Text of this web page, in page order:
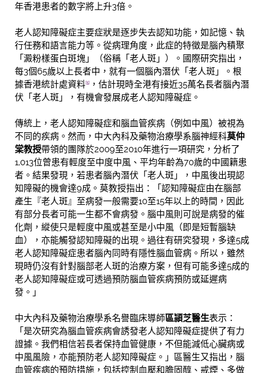
年香港患者的數字將上升3倍。
老人認知障礙症主要症狀是逐步失去認知功能，如記憶、執
行任務和語言能力等。從病理角度，此症的特徵是腦內積聚
「澱粉樣蛋白斑塊」（俗稱「老人斑」）。國際研究指出，
每3個65歲以上長者中，就有一個腦內潛伏「老人斑」。根
據香港統計處資料[1] ，估計現時全港有接近35萬名長者腦內潛
伏「老人斑」，有機會發展成老人認知障礙症。
傳統上，老人認知障礙症和腦血管疾病（例如中風）被視為
不同的疾病。然而，中大內科及藥物治療學系腦神經科莫仲
棠教授帶領的團隊於2009至2010年進行一項研究，分析了
1,013位曾患有輕度至中度中風、平均年齡為70歲的中國籍患
者。結果發現，若患者腦內潛伏「老人斑」，中風後出現認
知障礙的機會達9成。莫教授指出：「認知障礙症由在腦部
產生『老人斑』至病發一般需要10至15年以上的時間，因此
有部分長者可能一生都不會病發。腦中風則可說是病發的催
化劑，縱使只是輕度中風或甚至是小中風（即是短暫腦缺
血），亦能觸發認知障礙的出現。過往有研究發現，多達5成
老人認知障礙症患者腦內同時有隱性腦血管病。所以，雖然
現時仍沒有針對腦部老人斑的治療方案，但有可能多達5成的
老人認知障礙症或可透過預防腦血管疾病預防或延遲病
發。」
中大內科及藥物治療學系名譽臨床導師區頴芝醫生表示：
「是次研究為腦血管疾病會誘發老人認知障礙症提供了有力
證據。我們相信若長者保持血管健康，不但能減低心臟病或
中風風險，亦能預防老人認知障礙症。」區醫生又指出，腦
血管疾病的預防措施，包括控制血壓和膽固醇、戒煙、多做